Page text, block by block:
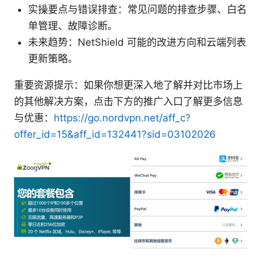
实操要点与错误排查：常见问题的排查步骤、白名
单管理、故障诊断。
未来趋势：NetShield 可能的改进方向和云端列表
更新策略。
重要资源提示：如果你想更深入地了解并对比市场上
的其他解决方案，点击下方的推广入口了解更多信息
与优惠： https://go.nordvpn.net/aff_c?
offer_id=15&aff_id=132441?sid=03102026